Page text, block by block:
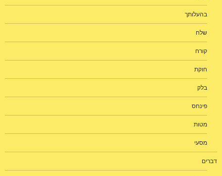
בהעלותך
שלח
קורח
חוקת
בלק
פינחס
מטות
מסעי
דברים